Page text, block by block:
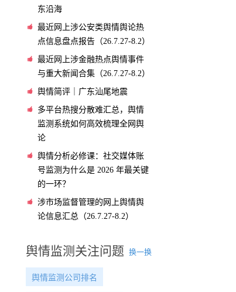
东沿海
最近网上涉公安类舆情舆论热
点信息盘点报告（26.7.27-8.2）
最近网上涉金融热点舆情事件
与重大新闻合集（26.7.27-8.2）
舆情简评｜广东汕尾地震
多平台热搜分散难汇总，舆情
监测系统如何高效梳理全网舆
论
舆情分析必修课：社交媒体账
号监测为什么是 2026 年最关键
的一环？
涉市场监督管理的网上舆情舆
论信息汇总（26.7.27-8.2）
舆情监测关注问题 换一换
舆情监测公司排名